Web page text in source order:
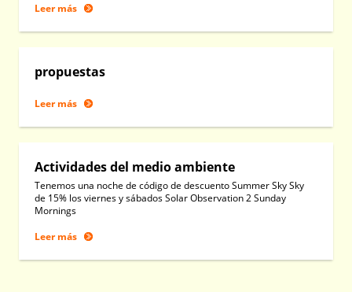
Leer más
propuestas
Leer más
Actividades del medio ambiente
Tenemos una noche de código de descuento Summer Sky Sky
de 15% los viernes y sábados Solar Observation 2 Sunday
Mornings
Leer más